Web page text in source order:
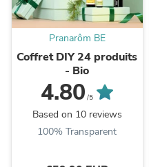
Pranarôm BE
Coffret DIY 24 produits
- Bio
4.80 /5
Based on 10 reviews
100% Transparent